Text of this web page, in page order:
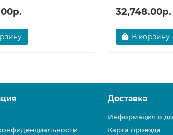
32,748.00р.
В корзину
Доставка
Информация о
Карта проезда